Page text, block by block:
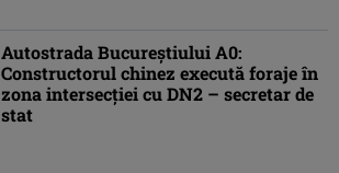
Autostrada Bucureștiului A0:
Constructorul chinez execută foraje în
zona intersecției cu DN2 – secretar de
stat